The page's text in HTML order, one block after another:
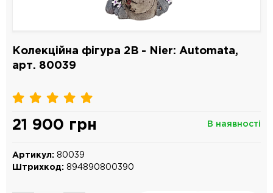
Колекційна фігура 2B - Nier: Automata,
арт. 80039
В наявності
21 900 грн
Артикул: 80039
Штрихкод: 894890800390